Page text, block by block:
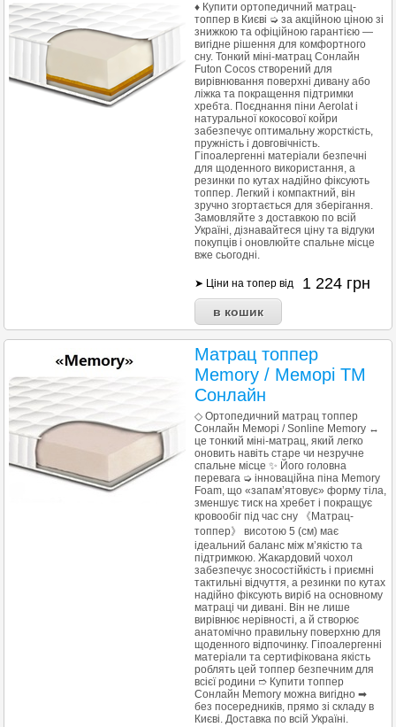
♦ Купити ортопедичний матрац-
топпер в Києві ➭ за акційною ціною зі
знижкою та офіційною гарантією —
вигідне рішення для комфортного
сну. Тонкий міні-матрац Сонлайн
Futon Cocos створений для
вирівнювання поверхні дивану або
ліжка та покращення підтримки
хребта. Поєднання піни Aerolat і
натуральної кокосової койри
забезпечує оптимальну жорсткість,
пружність і довговічність.
Гіпоалергенні матеріали безпечні
для щоденного використання, а
резинки по кутах надійно фіксують
топпер. Легкий і компактний, він
зручно згортається для зберігання.
Замовляйте з доставкою по всій
Україні, дізнавайтеся ціну та відгуки
покупців і оновлюйте спальне місце
вже сьогодні.
➤ Ціни на топер від 1 224 грн
Матрац топпер
Memory / Меморі ТМ
Сонлайн
◇ Ортопедичний матрац топпер
Сонлайн Меморі / Sonline Memory ↔
це тонкий міні-матрац, який легко
оновить навіть старе чи незручне
спальне місце ✨ Його головна
перевага ➭ інноваційна піна Memory
Foam, що «запам’ятовує» форму тіла,
зменшує тиск на хребет і покращує
кровообіг під час сну 《Матрац-
топпер》 висотою 5 (см) має
ідеальний баланс між м’якістю та
підтримкою. Жакардовий чохол
забезпечує зносостійкість і приємні
тактильні відчуття, а резинки по кутах
надійно фіксують виріб на основному
матраці чи дивані. Він не лише
вирівнює нерівності, а й створює
анатомічно правильну поверхню для
щоденного відпочинку. Гіпоалергенні
матеріали та сертифікована якість
роблять цей топпер безпечним для
всієї родини ➱ Купити топпер
Сонлайн Memory можна вигідно ➡
без посередників, прямо зі складу в
Києві. Доставка по всій Україні.